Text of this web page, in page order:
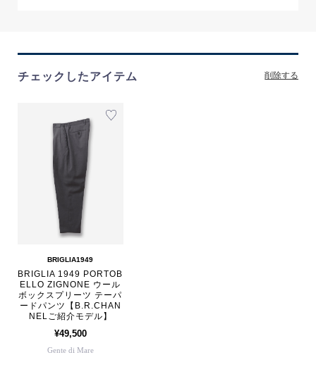
チェックしたアイテム 削除する
BRIGLIA1949
BRIGLIA 1949 PORTOB
ELLO ZIGNONE ウール
ボックスプリーツ テーパ
ードパンツ【B.R.CHAN
NELご紹介モデル】
¥49,500
Gente di Mare